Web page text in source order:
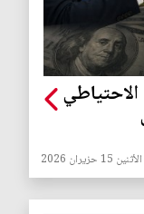
الأثنين 15 حزيران 2026